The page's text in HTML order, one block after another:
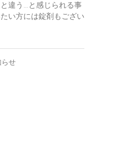
違う…と感じられる事
い方には錠剤もござい
らせ